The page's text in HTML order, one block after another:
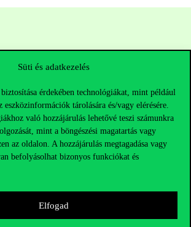
Süti és adatkezelés
érdekében technológiákat, mint például
eszközinformációk tárolására és/vagy elérésére.
való hozzájárulás lehetővé teszi számunkra
mint a böngészési magatartás vagy
az oldalon. A hozzájárulás megtagadása vagy
befolyásolhat bizonyos funkciókat és
Elfogad
kapcsolatban?